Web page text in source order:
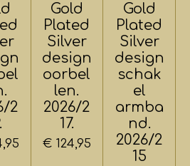
2
Gold
Plated
Silver
design
oorbel
len.
2026/2
17.
€ 124,95
Gold
Plated
Silver
design
schak
el
armba
nd.
2026/2
15